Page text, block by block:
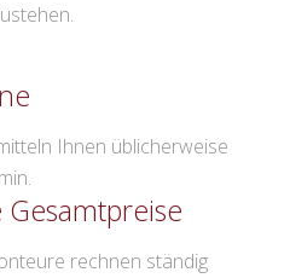
Ihnen üblicherweise
rechnen ständig